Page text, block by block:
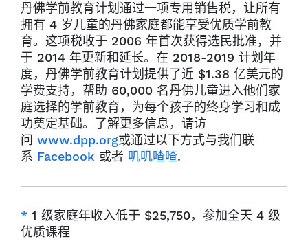
丹佛学前教育计划通过一项专用销售税，让所有
拥有 4 岁儿童的丹佛家庭都能享受优质学前教
育。这项税收于 2006 年首次获得选民批准，并
于 2014 年更新和延长。在 2018-2019 计划年
度，丹佛学前教育计划提供了近 $1.38 亿美元的
学费支持，帮助 60,000 名丹佛儿童进入他们家
庭选择的学前教育，为每个孩子的终身学习和成
功奠定基础。了解更多信息，请访
问 www.dpp.org或通过以下方式与我们联
系 Facebook 或者 叽叽喳喳.
* 1 级家庭年收入低于 $25,750，参加全天 4 级
优质课程